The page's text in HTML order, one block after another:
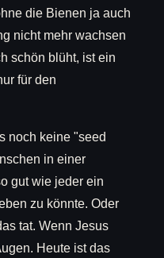
die Bienen ja auch
nicht mehr wachsen
schön blüht, ist ein
für den
noch keine "seed
in einer
gut wie jeder ein
zu könnte. Oder
tat. Wenn Jesus
Heute ist das